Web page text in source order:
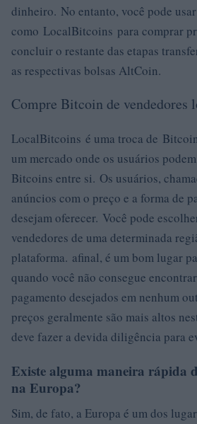
dinheiro. No entanto, você pode
como LocalBitcoins para comprar
concluir o restante das etapas
as respectivas bolsas AltCoin.
Compre Bitcoin de vendedores
LocalBitcoins é uma troca de
um mercado onde os usuários
Bitcoins entre si. Os usuários,
anúncios com o preço e a forma de
desejam oferecer. Você pode
vendedores de uma determinada
plataforma. afinal, é um bom lugar
quando você não consegue
pagamento desejados em nenhum
preços geralmente são mais altos
deve fazer a devida diligência para
Existe alguma maneira rápida
na Europa?
Sim, de fato, a Europa é um dos